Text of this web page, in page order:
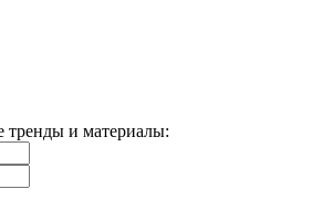
и материалы: